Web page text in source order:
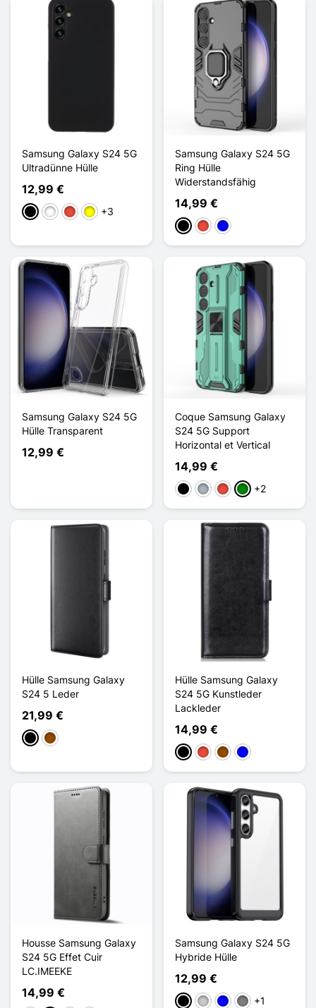
Samsung Galaxy S24 5G
Ultradünne Hülle
12,99 €
Schwarz
WeißRot Gelb+3
Samsung Galaxy S24 5G
Ring Hülle
Widerstandsfähig
14,99 €
Schwarz
Rot Blau
Samsung Galaxy S24 5G
Hülle Transparent
12,99 €
Coque Samsung Galaxy
S24 5G Support
Horizontal et Vertical
14,99 €
Schwarz
GrauRot Grün+2
Hülle Samsung Galaxy
S24 5 Leder
21,99 €
Schwarz
Braun
Hülle Samsung Galaxy
S24 5G Kunstleder
Lackleder
14,99 €
Schwarz
Rot BraunBlau
Housse Samsung Galaxy
S24 5G Effet Cuir
LC.IMEEKE
14,99 €
Samsung Galaxy S24 5G
Hybride Hülle
12,99 €
SchwarzTransparent
BlauGris Transparent
+1